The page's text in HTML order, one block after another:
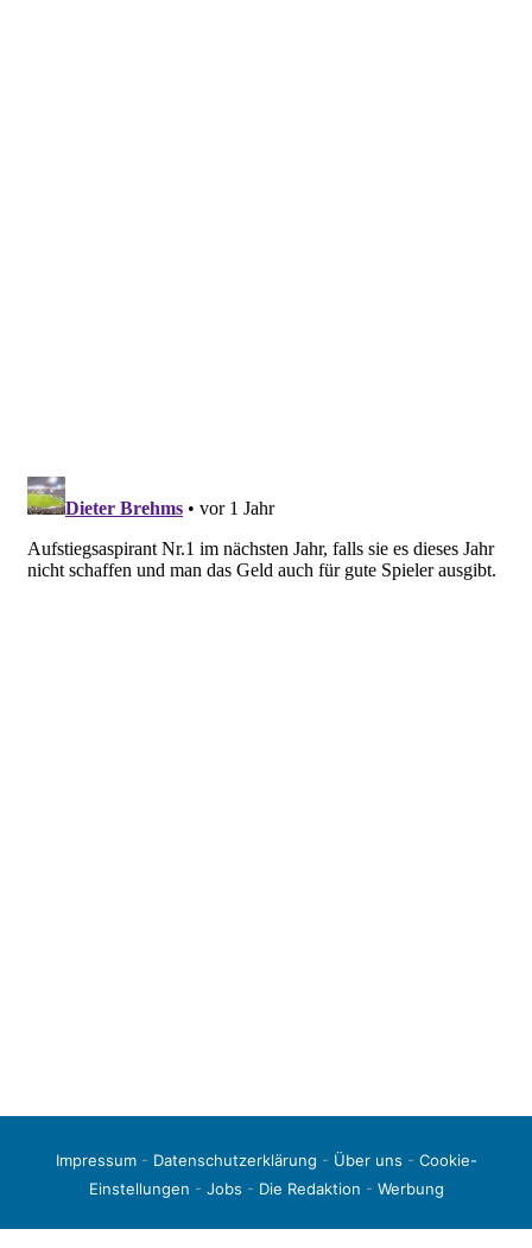
Impressum- Datenschutzerklärung - Über uns - Cookie-
Einstellungen - Jobs - Die Redaktion - Werbung